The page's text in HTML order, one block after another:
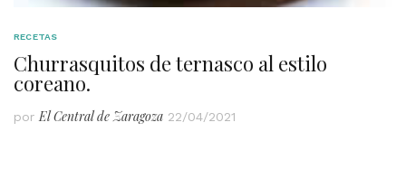
RECETAS
Churrasquitos de ternasco al estilo
coreano.
por El Central de Zaragoza 22/04/2021